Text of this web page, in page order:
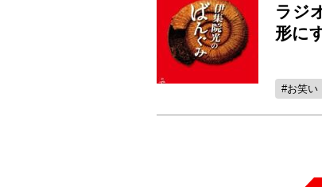
ラジ
形に
お笑い